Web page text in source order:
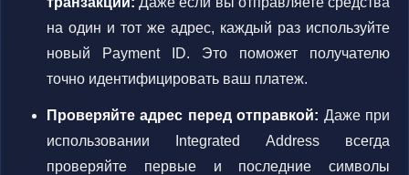
на один и тот же адрес, каждый раз используйте
новый Payment ID. Это поможет получателю
точно идентифицировать ваш платеж.
Проверяйте адрес перед отправкой: Даже при
использовании Integrated Address всегда
проверяйте первые и последние символы